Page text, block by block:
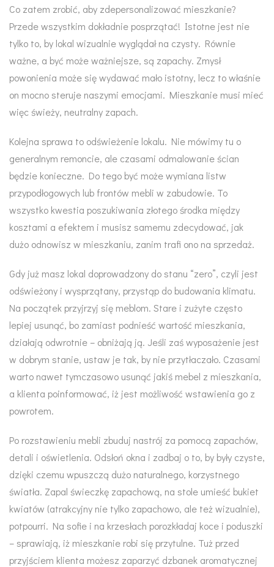
Co zatem zrobić, aby zdepersonalizować mieszkanie?
Przede wszystkim dokładnie posprzątać! Istotne jest nie
tylko to, by lokal wizualnie wyglądał na czysty. Równie
ważne, a być może ważniejsze, są zapachy. Zmysł
powonienia może się wydawać mało istotny, lecz to właśnie
on mocno steruje naszymi emocjami. Mieszkanie musi mieć
więc świeży, neutralny zapach.
Kolejna sprawa to odświeżenie lokalu. Nie mówimy tu o
generalnym remoncie, ale czasami odmalowanie ścian
będzie konieczne. Do tego być może wymiana listw
przypodłogowych lub frontów mebli w zabudowie. To
wszystko kwestia poszukiwania złotego środka między
kosztami a efektem i musisz samemu zdecydować, jak
dużo odnowisz w mieszkaniu, zanim trafi ono na sprzedaż.
Gdy już masz lokal doprowadzony do stanu “zero”, czyli jest
odświeżony i wysprzątany, przystąp do budowania klimatu.
Na początek przyjrzyj się meblom. Stare i zużyte często
lepiej usunąć, bo zamiast podnieść wartość mieszkania,
działają odwrotnie – obniżają ją. Jeśli zaś wyposażenie jest
w dobrym stanie, ustaw je tak, by nie przytłaczało. Czasami
warto nawet tymczasowo usunąć jakiś mebel z mieszkania,
a klienta poinformować, iż jest możliwość wstawienia go z
powrotem.
Po rozstawieniu mebli zbuduj nastrój za pomocą zapachów,
detali i oświetlenia. Odsłoń okna i zadbaj o to, by były czyste,
dzięki czemu wpuszczą dużo naturalnego, korzystnego
światła. Zapal świeczkę zapachową, na stole umieść bukiet
kwiatów (atrakcyjny nie tylko zapachowo, ale też wizualnie),
potpourri. Na sofie i na krzesłach porozkładaj koce i poduszki
– sprawiają, iż mieszkanie robi się przytulne. Tuż przed
przyjściem klienta możesz zaparzyć dzbanek aromatycznej